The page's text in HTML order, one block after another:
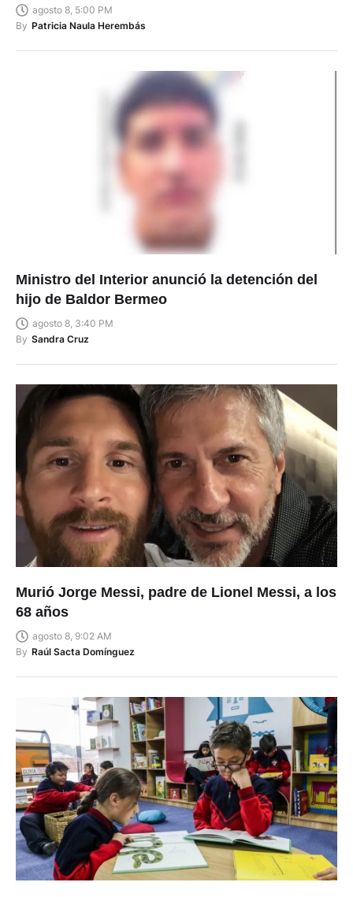
agosto 8, 5:00 PM
By Patricia Naula Herembás
Ministro del Interior anunció la detención del
hijo de Baldor Bermeo
agosto 8, 3:40 PM
By Sandra Cruz
Murió Jorge Messi, padre de Lionel Messi, a los
68 años
agosto 8, 9:02 AM
By Raúl Sacta Domínguez